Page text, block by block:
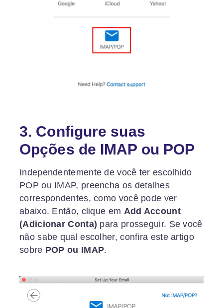
3. Configure suas
Opções de IMAP ou POP
Independentemente de você ter escolhido
POP ou IMAP, preencha os detalhes
correspondentes, como você pode ver
abaixo. Então, clique em Add Account
(Adicionar Conta) para prosseguir. Se você
não sabe qual escolher, confira este artigo
sobre POP ou IMAP.